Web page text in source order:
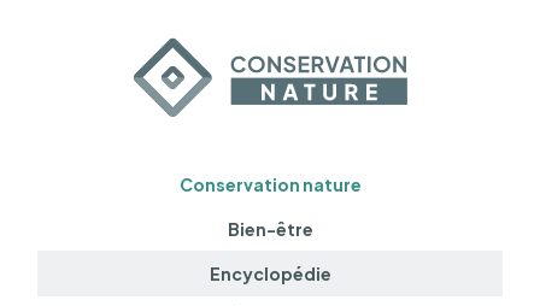
Conservation nature
Bien-être
Encyclopédie